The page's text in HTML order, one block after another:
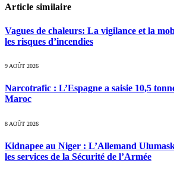
Article similaire
Vagues de chaleurs: La vigilance et la
les risques d’incendies
9 AOÛT 2026
Narcotrafic : L’Espagne a saisie 10,5
Maroc
8 AOÛT 2026
Kidnapee au Niger : L’Allemand
les services de la Sécurité de l’Armée